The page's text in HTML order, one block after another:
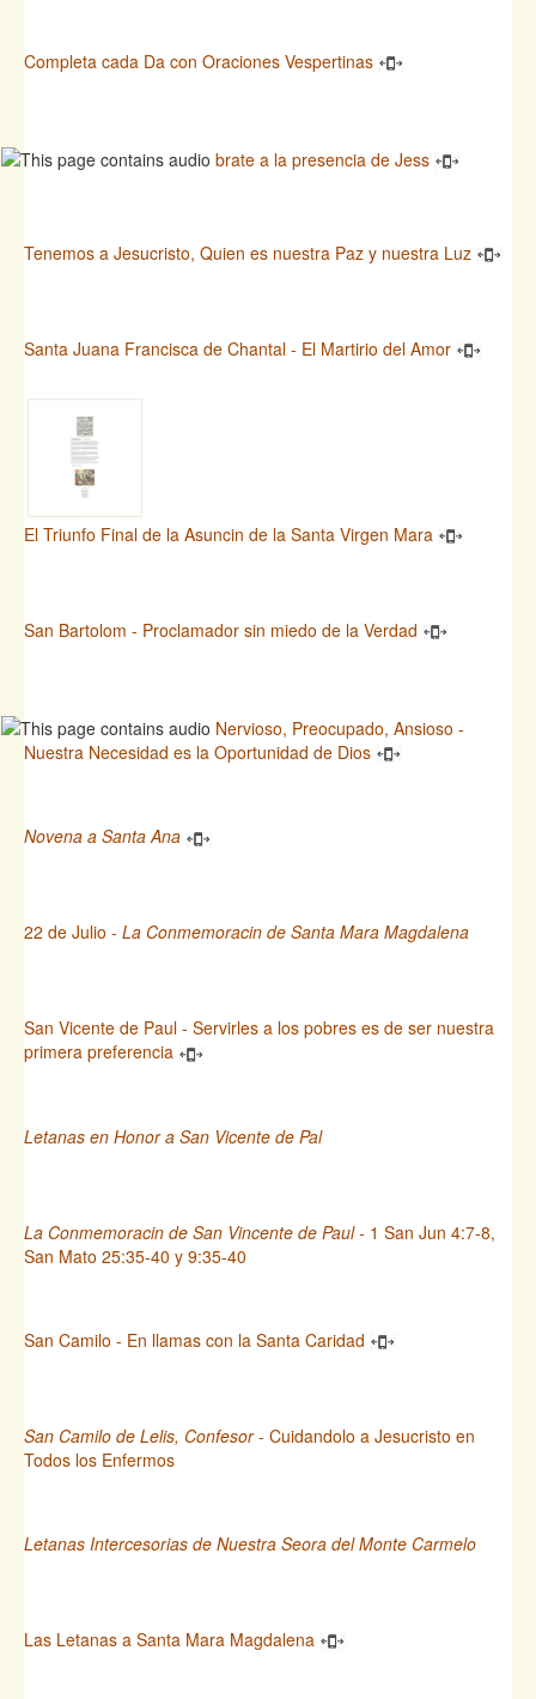
Completa cada Da con Oraciones Vespertinas
brate a la presencia de Jess
Tenemos a Jesucristo, Quien es nuestra Paz y nuestra Luz
Santa Juana Francisca de Chantal - El Martirio del Amor
El Triunfo Final de la Asuncin de la Santa Virgen Mara
San Bartolom - Proclamador sin miedo de la Verdad
Nervioso, Preocupado, Ansioso -
Nuestra Necesidad es la Oportunidad de Dios
Novena a Santa Ana
22 de Julio - La Conmemoracin de Santa Mara Magdalena
San Vicente de Paul - Servirles a los pobres es de ser nuestra
primera preferencia
Letanas en Honor a San Vicente de Pal
La Conmemoracin de San Vincente de Paul- 1 San Jun 4:7-8,
San Mato 25:35-40 y 9:35-40
San Camilo - En llamas con la Santa Caridad
San Camilo de Lelis, Confesor- Cuidandolo a Jesucristo en
Todos los Enfermos
Letanas Intercesorias de Nuestra Seora del Monte Carmelo
Las Letanas a Santa Mara Magdalena